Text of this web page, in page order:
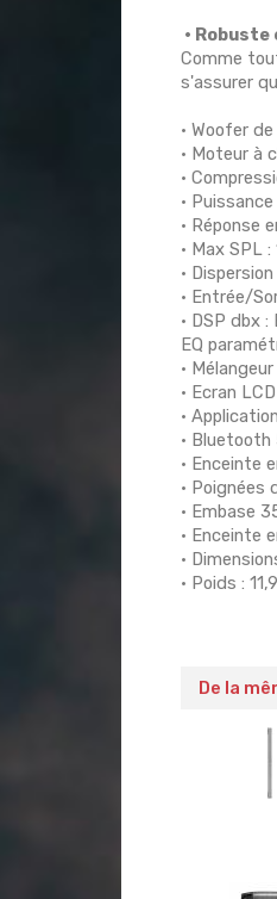
•
Comme
s'assurer
• Woofer
• Moteur à
•
•
• Réponse
• Max SPL
•
• Entrée/
• DSP dbx
EQ
•
• Ecran
•
•
• Enceinte
• Poignées
• Embase
• Enceinte
•
• Poids :
De la